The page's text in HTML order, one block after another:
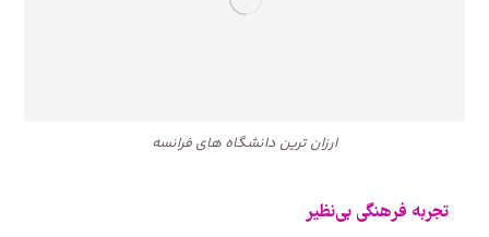
ارزان‌ ترین دانشگاه‌ های فرانسه
تجربه‌ فرهنگی بی‌نظیر